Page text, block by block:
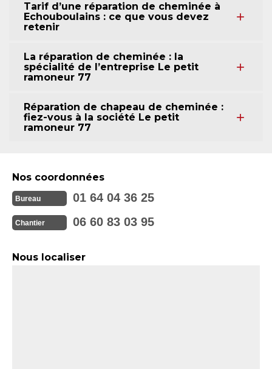
Tarif d’une réparation de cheminée à
Echouboulains : ce que vous devez
retenir
La réparation de cheminée : la
spécialité de l’entreprise Le petit
ramoneur 77
Réparation de chapeau de cheminée :
fiez-vous à la société Le petit
ramoneur 77
Nos coordonnées
Bureau 01 64 04 36 25
Chantier 06 60 83 03 95
Nous localiser